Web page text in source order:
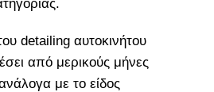
detailing αυτοκινήτου
από μερικούς μήνες
με το είδος